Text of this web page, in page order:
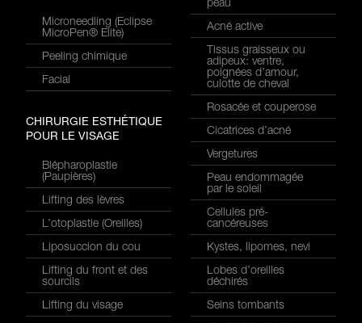
Microneedling (Eclipse
MicroPen® Elite)
Peeling chimique
Facial
CHIRURGIE ESTHÉTIQUE
POUR LE VISAGE
Blépharoplastie
(Paupières)
Lifting des lèvres
L’otoplastie (Oreilles)
Liposuccion du cou
Lifting du front et des
sourcils
Lifting du visage
peau
Acné active
Tissus graisseux ou
adipeux: ventre,
poignées d’amour,
culotte de cheval
Rosacée et couperose
Cicatrices d’acné
Vergetures
Peau endommagée
par le soleil
Cellules pré-
cancéreuses
Kystes, lipomes, nevi
Lobes d’oreilles
déchirés
Seins tombants